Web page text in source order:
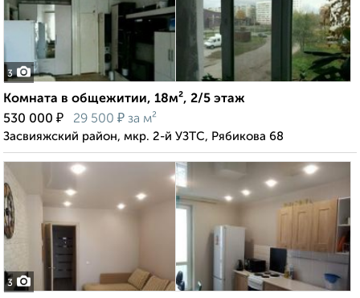
3
Комната в общежитии, 18м², 2/5 этаж
530 000 ₽ 29 500 ₽ за м²
Засвияжский район, мкр. 2-й УЗТС, Рябикова 68
3